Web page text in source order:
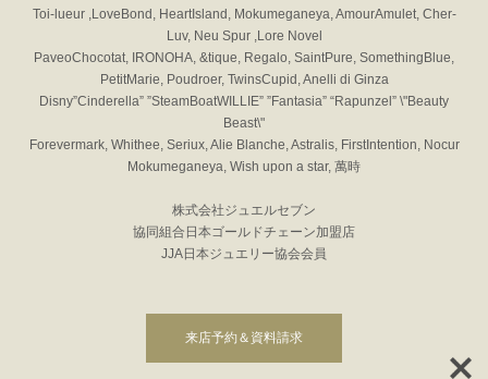
Toi-lueur ,LoveBond, HeartIsland, Mokumeganeya, AmourAmulet, Cher-
Luv, Neu Spur ,Lore Novel
PaveoChocotat, IRONOHA, &tique, Regalo, SaintPure, SomethingBlue,
PetitMarie, Poudroer, TwinsCupid, Anelli di Ginza
Disny”Cinderella” ”SteamBoatWILLIE” ”Fantasia” “Rapunzel” \"Beauty
Beast\"
Forevermark, Whithee, Seriux, Alie Blanche, Astralis, FirstIntention, Nocur
Mokumeganeya, Wish upon a star, 萬時
株式会社ジュエルセブン
協同組合日本ゴールドチェーン加盟店
JJA日本ジュエリー協会会員
来店予約＆資料請求